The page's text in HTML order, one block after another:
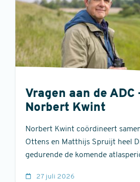
Vragen aan de ADC
Norbert Kwint
Norbert Kwint coördineert
Ottens en Matthijs Spruijt heel
gedurende de komende
27 juli 2026